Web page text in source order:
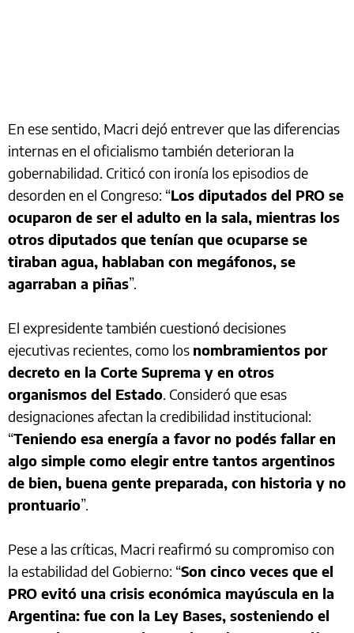
En ese sentido, Macri dejó entrever que las diferencias
internas en el oficialismo también deterioran la
gobernabilidad. Criticó con ironía los episodios de
desorden en el Congreso: “Los diputados del PRO se
ocuparon de ser el adulto en la sala, mientras los
otros diputados que tenían que ocuparse se
tiraban agua, hablaban con megáfonos, se
agarraban a piñas”.
El expresidente también cuestionó decisiones
ejecutivas recientes, como los nombramientos por
decreto en la Corte Suprema y en otros
organismos del Estado. Consideró que esas
designaciones afectan la credibilidad institucional:
“Teniendo esa energía a favor no podés fallar en
algo simple como elegir entre tantos argentinos
de bien, buena gente preparada, con historia y no
prontuario”.
Pese a las críticas, Macri reafirmó su compromiso con
la estabilidad del Gobierno: “Son cinco veces que el
PRO evitó una crisis económica mayúscula en la
Argentina: fue con la Ley Bases, sosteniendo el